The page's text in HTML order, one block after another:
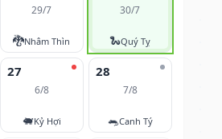
29/7
🐉Nhâm Thìn
30/7
🐍Quý Tỵ
27
6/8
🐖Kỷ Hợi
28
7/8
🐀Canh Tý